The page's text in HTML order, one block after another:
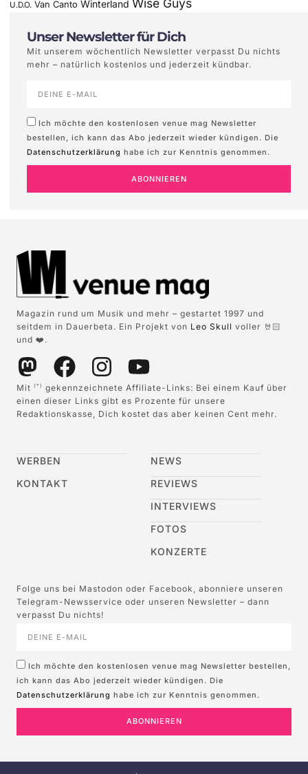
U.D.O. Van Canto Winterland Wise Guys
Unser Newsletter für Dich
Mit unserem wöchentlich Newsletter verpasst Du nichts
mehr – natürlich kostenlos und jederzeit kündbar.
Ich möchte den kostenlosen venue mag Newsletter
bestellen, ich kann das Abo jederzeit wieder kündigen. Die
Datenschutzerklärung habe ich zur Kenntnis genommen.
ABONNIEREN
Magazin rund um Musik und mehr – gestartet 1997 und
seitdem in Dauerbeta. Ein Projekt von Leo Skull voller 🤘🏻
und ❤️.
Mit (*)
gekennzeichnete Affiliate-Links: Bei einem Kauf über
einen dieser Links gibt es Prozente für unsere
Redaktionskasse, Dich kostet das aber keinen Cent mehr.
WERBEN
KONTAKT
NEWS
REVIEWS
INTERVIEWS
FOTOS
KONZERTE
Folge uns bei Mastodon oder Facebook, abonniere unseren
Telegram-Newsservice oder unseren Newsletter – dann
verpasst Du nichts!
Ich möchte den kostenlosen venue mag Newsletter bestellen,
ich kann das Abo jederzeit wieder kündigen. Die
Datenschutzerklärung habe ich zur Kenntnis genommen.
ABONNIEREN